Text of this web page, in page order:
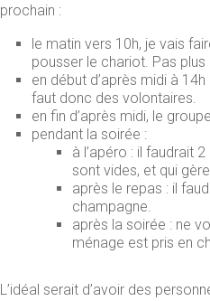
prochain :
le matin vers 10h, je vais
pousser le chariot. Pas plus
en début d’après midi à
faut donc des volontaires.
en fin d’après midi, le
pendant la soirée :
à l’apéro : il faudrait
sont vides, et qui
après le repas : il
champagne.
après la soirée : ne
ménage est pris en
L’idéal serait d’avoir des